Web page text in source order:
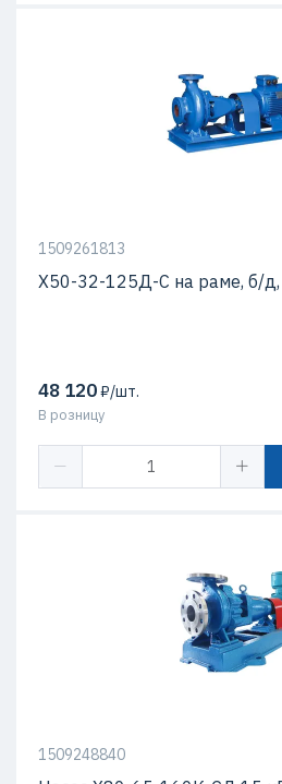
1509261813
Х50-32-125Д-С на раме, б/д,
48 120₽/шт.
В розницу
1509248840